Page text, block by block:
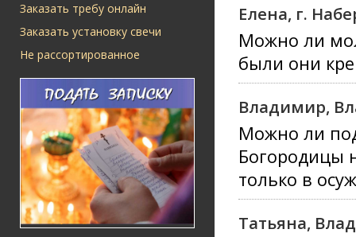
Заказать требу онлайн
Заказать установку свечи
Не рассортированное
Елена, г.
Можно ли
были они
Владимир,
Можно ли
Богородицы
только в
Татьяна,